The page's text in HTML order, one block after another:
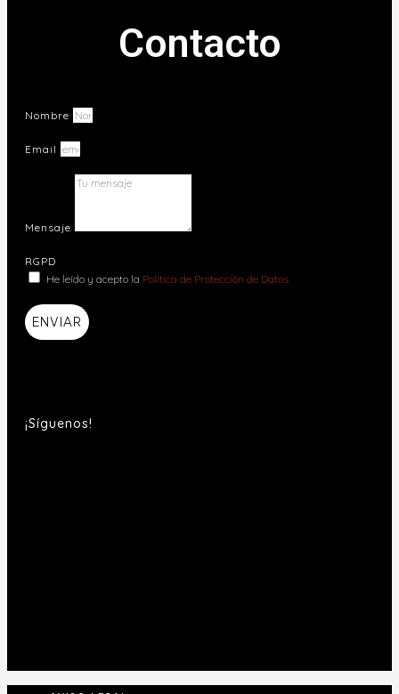
Contacto
Nombre
Email
Mensaje
RGPD
He leído y acepto la Política de Protección de Datos
ENVIAR
¡Síguenos!